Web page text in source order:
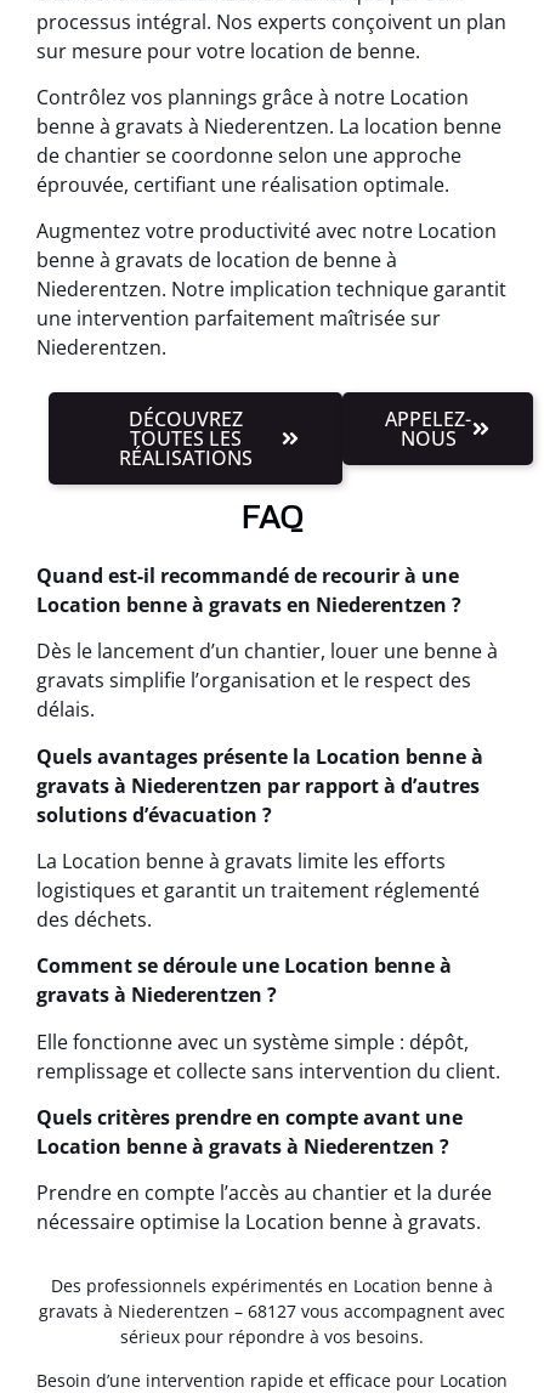
processus intégral. Nos experts conçoivent un plan
sur mesure pour votre location de benne.
Contrôlez vos plannings grâce à notre Location
benne à gravats à Niederentzen. La location benne
de chantier se coordonne selon une approche
éprouvée, certifiant une réalisation optimale.
Augmentez votre productivité avec notre Location
benne à gravats de location de benne à
Niederentzen. Notre implication technique garantit
une intervention parfaitement maîtrisée sur
Niederentzen.
DÉCOUVREZ
TOUTES LES
RÉALISATIONS
APPELEZ-
NOUS
FAQ
Quand est-il recommandé de recourir à une
Location benne à gravats en Niederentzen ?
Dès le lancement d’un chantier, louer une benne à
gravats simplifie l’organisation et le respect des
délais.
Quels avantages présente la Location benne à
gravats à Niederentzen par rapport à d’autres
solutions d’évacuation ?
La Location benne à gravats limite les efforts
logistiques et garantit un traitement réglementé
des déchets.
Comment se déroule une Location benne à
gravats à Niederentzen ?
Elle fonctionne avec un système simple : dépôt,
remplissage et collecte sans intervention du client.
Quels critères prendre en compte avant une
Location benne à gravats à Niederentzen ?
Prendre en compte l’accès au chantier et la durée
nécessaire optimise la Location benne à gravats.
Des professionnels expérimentés en Location benne à
gravats à Niederentzen – 68127 vous accompagnent avec
sérieux pour répondre à vos besoins.
Besoin d’une intervention rapide et efficace pour Location